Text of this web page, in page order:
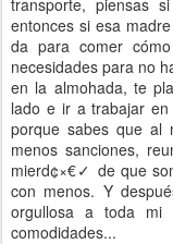
transporte, piensas
entonces si esa
da para comer
necesidades para no
en la almohada, te
lado e ir a trabajar
porque sabes que al
menos sanciones,
mierd¢×€✓ de que
con menos. Y
orgullosa a toda mi
comodidades...